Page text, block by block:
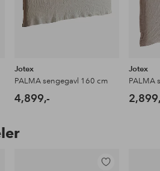
Jotex
PALMA sengegavl 160 cm
4,899,-
Jotex
PALMA